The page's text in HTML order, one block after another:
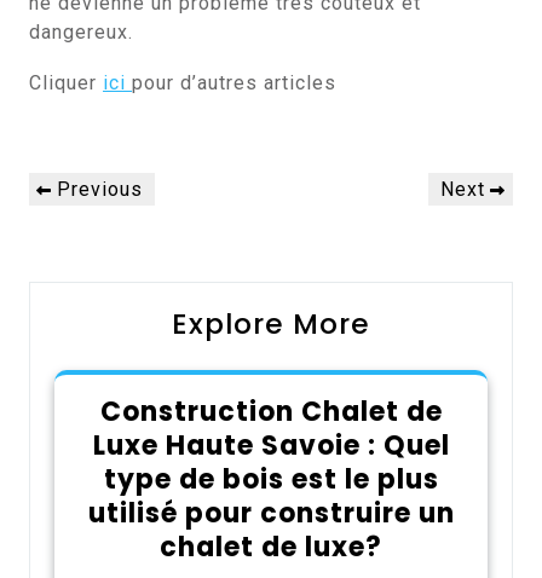
dangereux.
Cliquer ici pour d’autres articles
Navigation
dePrevious
Previous
Next
Next
Explore More
Construction Chalet de
Luxe Haute Savoie : Quel
type de bois est le plus
utilisé pour construire un
chalet de luxe?